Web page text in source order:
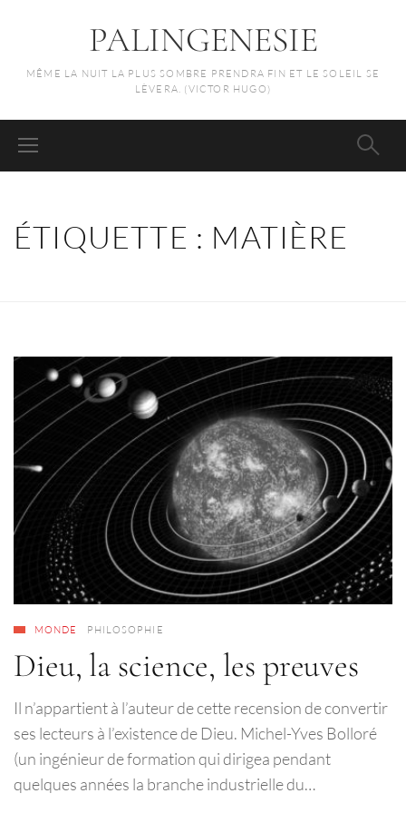
PALINGENESIE
MÊME LA NUIT LA PLUS SOMBRE PRENDRA FIN ET LE SOLEIL SE
LÈVERA. (VICTOR HUGO)
ÉTIQUETTE : MATIÈRE
MONDE PHILOSOPHIE
Dieu, la science, les preuves
Il n’appartient à l’auteur de cette recension de convertir
ses lecteurs à l’existence de Dieu. Michel-Yves Bolloré
(un ingénieur de formation qui dirigea pendant
quelques années la branche industrielle du…